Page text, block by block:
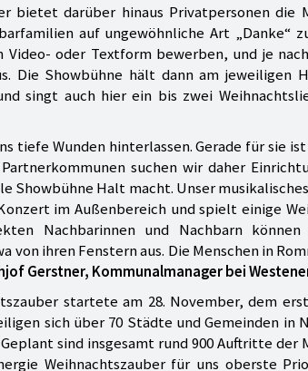
bietet darüber hinaus Privatpersonen die
auf ungewöhnliche Art „Danke“
oder Textform bewerben, und je
Die Showbühne hält dann am
singt auch hier ein bis zwei
tiefe Wunden hinterlassen. Gerade für sie
suchen wir daher
Showbühne Halt macht. Unser
im Außenbereich und spielt einige
Nachbarinnen und Nachbarn
von ihren Fenstern aus. Die Menschen in
Gerstner, Kommunalmanager bei
startete am 28. November, dem
sich über 70 Städte und Gemeinden in
sind insgesamt rund 900 Auftritte der
Weihnachtszauber für uns oberste